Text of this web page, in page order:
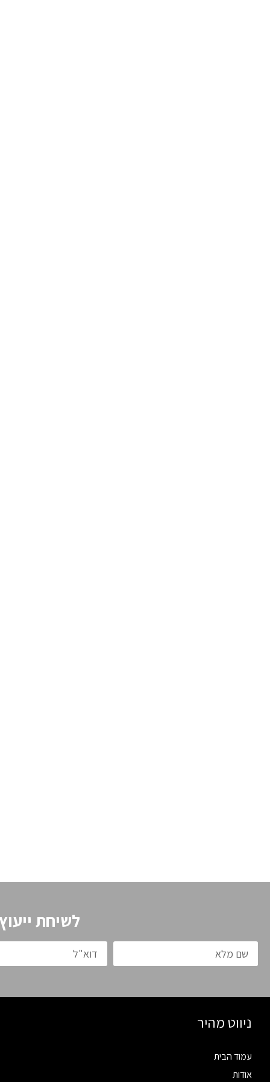
לשיחת
ניווט מהיר
עמוד הבית
אודות